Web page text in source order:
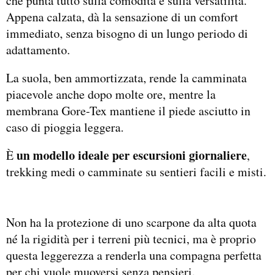
Appena calzata, dà la sensazione di un comfort
immediato, senza bisogno di un lungo periodo di
adattamento.
La suola, ben ammortizzata, rende la camminata
piacevole anche dopo molte ore, mentre la
membrana Gore-Tex mantiene il piede asciutto in
caso di pioggia leggera.
Èun modello ideale per escursioni giornaliere,
trekking medi o camminate su sentieri facili e misti.
Non ha la protezione di uno scarpone da alta quota
né la rigidità per i terreni più tecnici, ma è proprio
questa leggerezza a renderla una compagna perfetta